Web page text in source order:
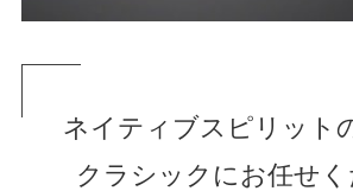
ネイティブスピリット
クラシックにお任せく